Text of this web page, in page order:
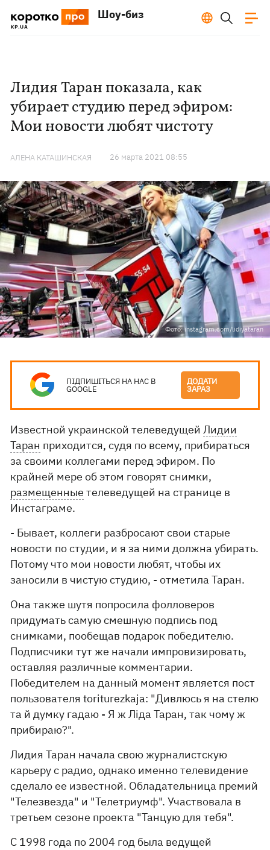
Шоу-биз
Лидия Таран показала, как
убирает студию перед эфиром:
Мои новости любят чистоту
АЛЕНА КАТАШИНСКАЯ 26 марта 2021 08:55
Фото: instagram.com/lidiyataran
ПІДПИШІТЬСЯ НА НАС В
GOOGLE
ДОДАТИ
ЗАРАЗ
Известной украинской телеведущейЛидии
Таран приходится, судя по всему, прибираться
за своими коллегами перед эфиром. По
крайней мере об этом говорят снимки,
размещенные телеведущей на странице в
Инстаграме.
- Бывает, коллеги разбросают свои старые
новости по студии, и я за ними должна убирать.
Потому что мои новости любят, чтобы их
заносили в чистую студию, - отметила Таран.
Она также шутя попросила фолловеров
придумать самую смешную подпись под
снимками, пообещав подарок победителю.
Подписчики тут же начали импровизировать,
оставляя различные комментарии.
Победителем на данный момент является пост
пользователя toriturezkaja: "Дивлюсь я на стелю
та й думку гадаю - Я ж Ліда Таран, так чому ж
прибираю?".
Лидия Таран начала свою журналистскую
карьеру с радио, однако именно телевидение
сделало ее известной. Обладательница премий
"Телезвезда" и "Телетриумф". Участвовала в
третьем сезоне проекта "Танцую для тебя".
С 1998 года по 2004 год была ведущей